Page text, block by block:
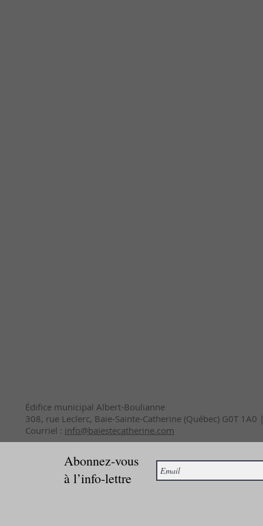
Édifice municipal Albert-Boulianne
308, rue Leclerc, Baie-Sainte-Catherine (Québec) G0T
Courriel : info@baiestecatherine.com
Abonnez-vous
à l’info-lettre